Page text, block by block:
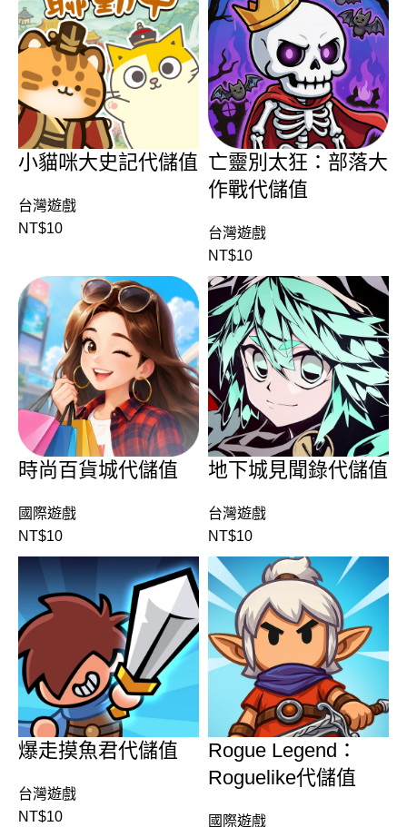
小貓咪大史記代儲值
台灣遊戲
NT$10
亡靈別太狂：部落大
作戰代儲值
台灣遊戲
NT$10
時尚百貨城代儲值
國際遊戲
NT$10
地下城見聞錄代儲值
台灣遊戲
NT$10
爆走摸魚君代儲值
台灣遊戲
NT$10
Rogue Legend：
Roguelike代儲值
國際遊戲